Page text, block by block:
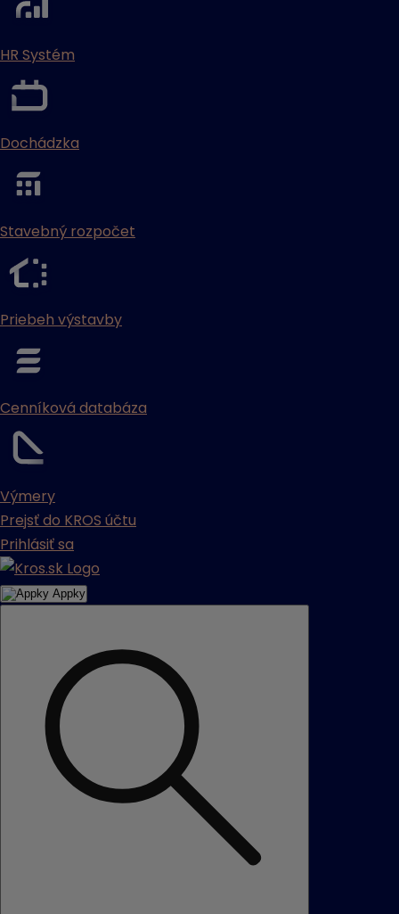
HR Systém
Dochádzka
Stavebný rozpočet
Priebeh výstavby
Cenníková databáza
Výmery
Prejsť do KROS účtu
Prihlásiť sa
Appky